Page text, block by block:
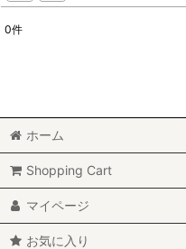
0件
ホーム
Shopping Cart
マイページ
お気に入り